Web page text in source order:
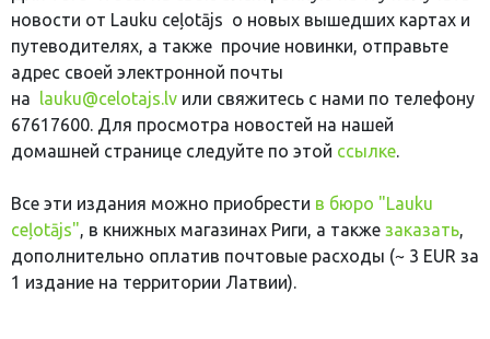
новости от Lauku ceļotājs о новых вышедших картах и
путеводителях, а также прочие новинки, отправьте
адрес своей электронной почты
на lauku@celotajs.lv или свяжитесь с нами по телефону
67617600. Для просмотра новостей на нашей
домашней странице следуйте по этой ссылке.
Все эти издания можно приобрести в бюро "Lauku
ceļotājs", в книжных магазинах Риги, а также заказать,
дополнительно оплатив почтовые расходы (~ 3 EUR за
1 издание на территории Латвии).